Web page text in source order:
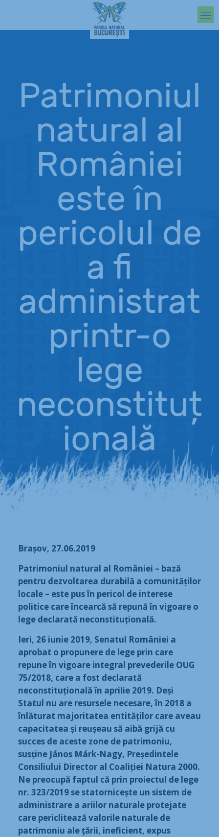
Patrimoniul
natural al
României
este în
pericolul de
a fi
administrat
printr-o
lege
neconstituț
ională
iunie 27, 2019
Brașov, 27.06.2019
Patrimoniul natural al României – bază
pentru dezvoltarea durabilă a comunităților
locale – este pus în pericol de interese
politice care încearcă să repună în vigoare o
lege declarată neconstituțională.
Ieri, 26 iunie 2019, Senatul României a
aprobat o propunere de lege prin care
repune în vigoare integral prevederile OUG
75/2018, care a fost declarată
neconstituțională în aprilie 2019. Deși
Statul nu are resursele necesare, în 2018 a
înlăturat majoritatea entităților care aveau
capacitatea și reușeau să aibă grijă cu
succes de aceste zone de patrimoniu,
susține János Márk-Nagy, Președintele
Consiliului Director al Coaliției Natura 2000.
Ne preocupă faptul că prin proiectul de lege
nr. 323/2019 se statornicește un sistem de
administrare a ariilor naturale protejate
care periclitează valorile naturale de
patrimoniu ale țării, ineficient, expus